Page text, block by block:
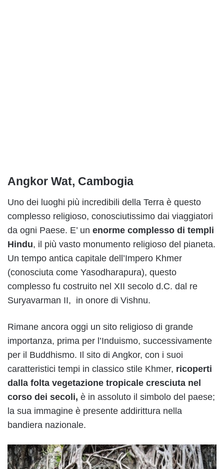
Angkor Wat, Cambogia
Uno dei luoghi più incredibili della Terra è questo
complesso religioso, conosciutissimo dai viaggiatori
da ogni Paese. E’ un enorme complesso di templi
Hindu, il più vasto monumento religioso del pianeta.
Un tempo antica capitale dell’Impero Khmer
(conosciuta come Yasodharapura), questo
complesso fu costruito nel XII secolo d.C. dal re
Suryavarman II, in onore di Vishnu.
Rimane ancora oggi un sito religioso di grande
importanza, prima per l’Induismo, successivamente
per il Buddhismo. Il sito di Angkor, con i suoi
caratteristici tempi in classico stile Khmer, ricoperti
dalla folta vegetazione tropicale cresciuta nel
corso dei secoli, è in assoluto il simbolo del paese;
la sua immagine è presente addirittura nella
bandiera nazionale.